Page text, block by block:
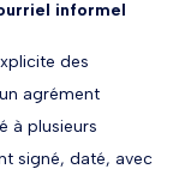
informel
des
agrément
à plusieurs
signé, daté, avec